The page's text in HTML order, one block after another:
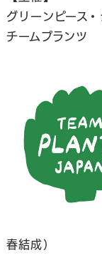
グリーンピース
チームプランツ
春結成）